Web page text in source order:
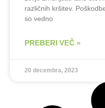
različnih kršitev.
so vedno
PREBERI VEČ »
20 decembra, 2023